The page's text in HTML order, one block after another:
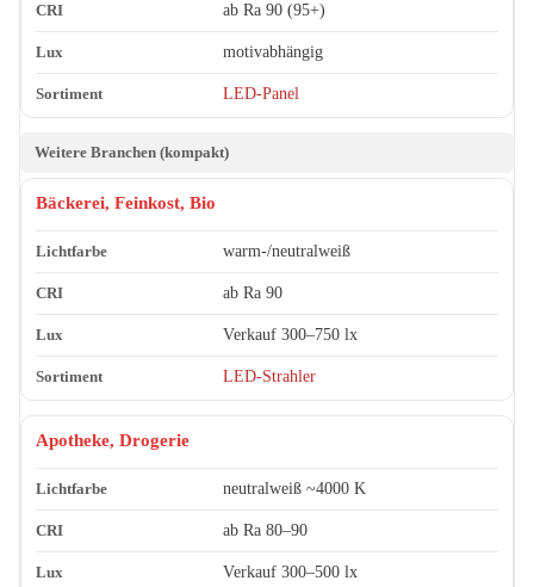
ab Ra 90 (95+)
motivabhängig
LED-Panel
Weitere Branchen (kompakt)
Bäckerei, Feinkost, Bio
warm-/neutralweiß
ab Ra 90
Verkauf 300–750 lx
LED-Strahler
Apotheke, Drogerie
neutralweiß ~4000 K
ab Ra 80–90
Verkauf 300–500 lx